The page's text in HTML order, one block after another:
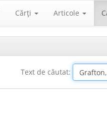
Cărţi Articole
Text de căutat: